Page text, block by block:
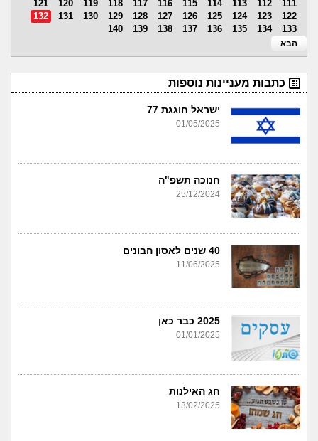
111
112
113
114
115
116
117
118
119
120
121
122
123
124
125
126
127
128
129
130
131
132
133
134
135
136
137
138
139
140
הבא
כתבות מעניינות נוספות
ישראל חוגגת 77
01/05/2025
חנוכה תשפ"ה
25/12/2024
40 שנים לאסון הבונים
11/06/2025
2025 כבר כאן
01/01/2025
חג האילנות
13/02/2025